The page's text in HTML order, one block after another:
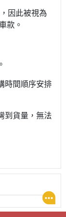
因此被視為
款。
時間順序安排
到貨量，無法